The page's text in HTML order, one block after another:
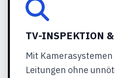
TV-INSPEKTION &
Mit
Leitungen ohne